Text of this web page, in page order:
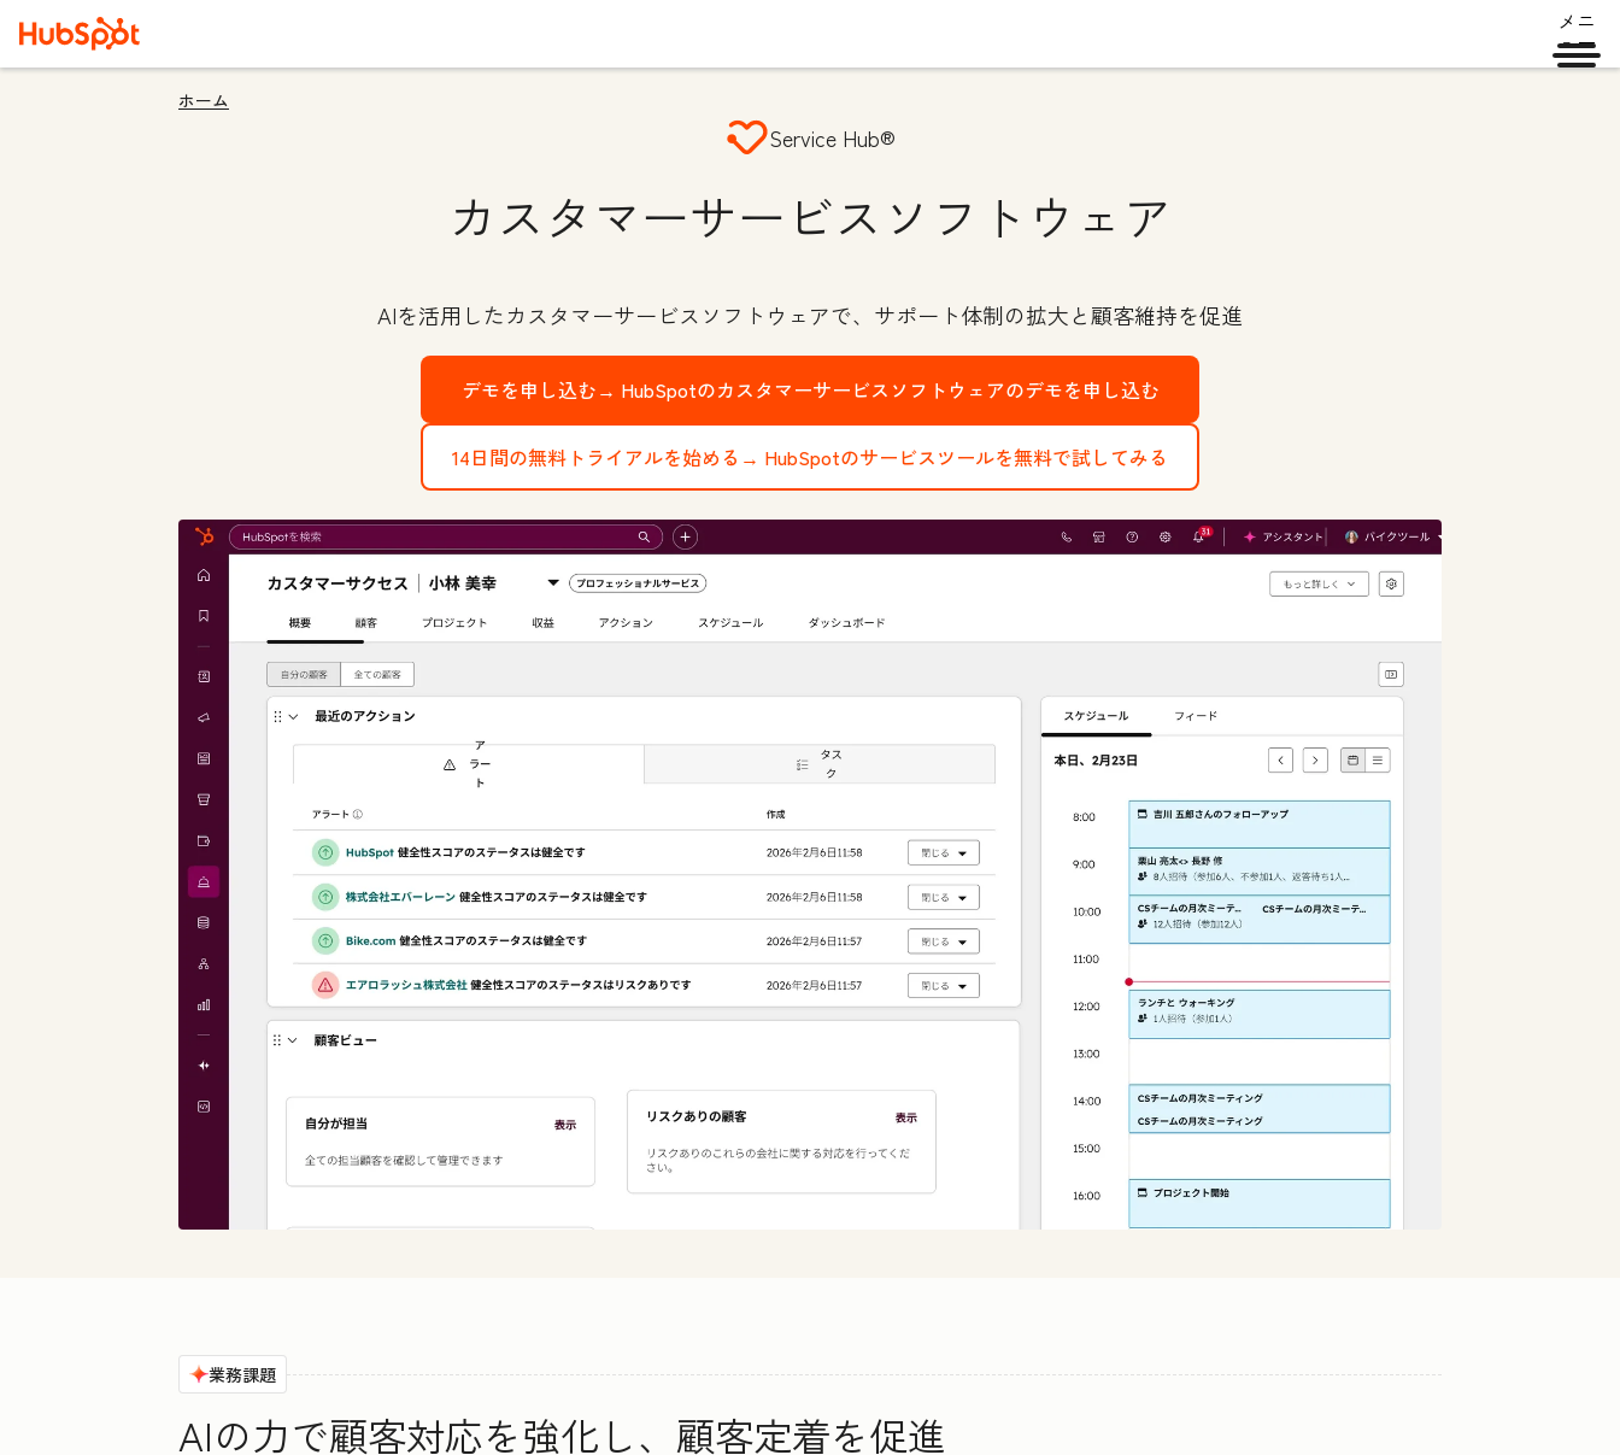
メニ
ュー
ホーム
Service Hub®
カスタマーサービスソフトウェア
AIを活用したカスタマーサービスソフトウェアで、サポート体制の拡大と顧客維持を促進
デモを申し込む→ HubSpotのカスタマーサービスソフトウェアのデモを申し込む
14日間の無料トライアルを始める→ HubSpotのサービスツールを無料で試してみる
業務課題
AIの力で顧客対応を強化し、顧客定着を促進